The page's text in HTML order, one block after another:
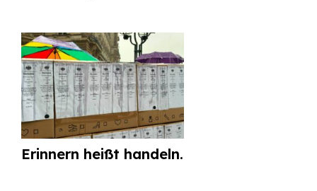
Erinnern heißt handeln.